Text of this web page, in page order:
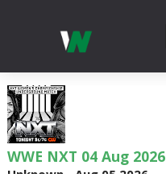
WWE NXT 04 Aug 2026
Unknown Aug 05 2026